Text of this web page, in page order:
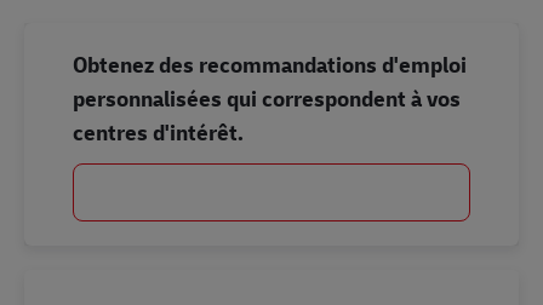
Obtenez des recommandations d'emploi
personnalisées qui correspondent à vos
centres d'intérêt.